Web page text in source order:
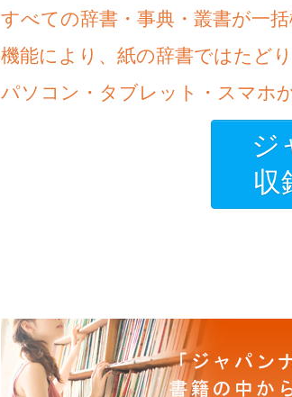
すべての辞書・事典・叢書が一
機能により、紙の辞書ではたど
パソコン・タブレット・スマホ
ジ
収